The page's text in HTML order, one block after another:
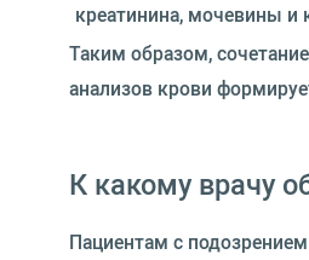
креатинина, мочевины и
Таким образом,
анализов крови
К какому врачу
Пациентам с